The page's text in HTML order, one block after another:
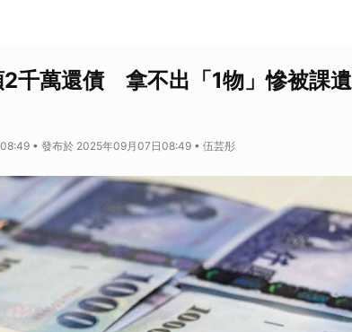
2千萬還債 拿不出「1物」慘被課
• 發布於 2025年09月07日08:49 • 伍芸彤